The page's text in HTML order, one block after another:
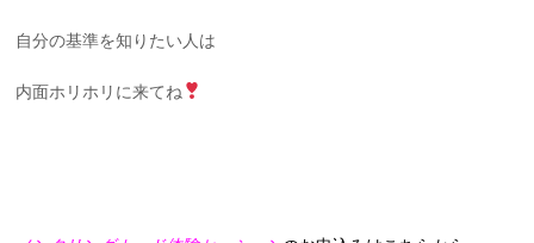
自分の基準を知りたい人は
内面ホリホリに来てね